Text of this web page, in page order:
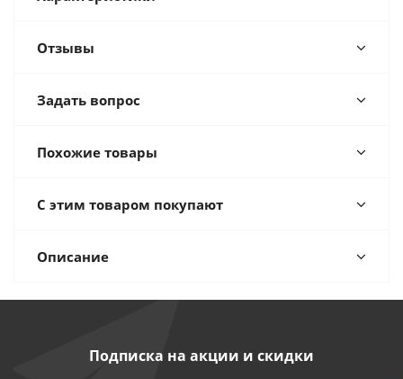
Отзывы
Задать вопрос
Похожие товары
С этим товаром покупают
Описание
Подписка на акции и скидки